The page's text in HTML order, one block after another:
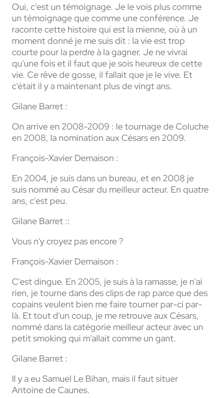
Oui, c'est un témoignage. Je le vois plus comme
un témoignage que comme une conférence. Je
raconte cette histoire qui est la mienne, où à un
moment donné je me suis dit : la vie est trop
courte pour la perdre à la gagner. Je ne vivrai
qu'une fois et il faut que je sois heureux de cette
vie. Ce rêve de gosse, il fallait que je le vive. Et
c'était il y a maintenant plus de vingt ans.
Gilane Barret :
On arrive en 2008-2009 : le tournage de Coluche
en 2008, la nomination aux Césars en 2009.
François-Xavier Demaison :
En 2004, je suis dans un bureau, et en 2008 je
suis nommé au César du meilleur acteur. En quatre
ans, c'est peu.
Gilane Barret ::
Vous n'y croyez pas encore ?
François-Xavier Demaison :
C'est dingue. En 2005, je suis à la ramasse, je n'ai
rien, je tourne dans des clips de rap parce que des
copains veulent bien me faire tourner par-ci par-
là. Et tout d'un coup, je me retrouve aux Césars,
nommé dans la catégorie meilleur acteur avec un
petit smoking qui m'allait comme un gant.
Gilane Barret :
Il y a eu Samuel Le Bihan, mais il faut situer
Antoine de Caunes.